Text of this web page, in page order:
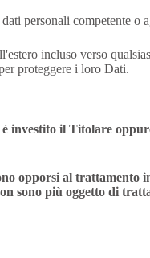
personali competente o
incluso verso
proteggere i loro Dati.
investito il Titolare
opporsi al trattamento
sono più oggetto di